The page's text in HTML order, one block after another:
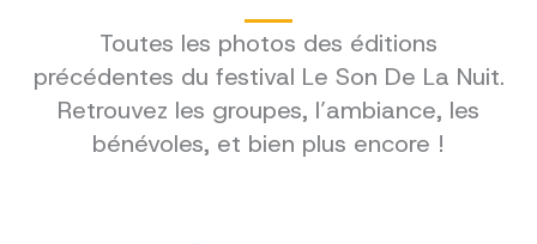
Toutes les photos des éditions
précédentes du festival Le Son De La Nuit.
Retrouvez les groupes, l’ambiance, les
bénévoles, et bien plus encore !